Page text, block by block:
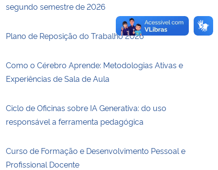
Banco Central do Brasil
Planalto
segundo semestre de 2026
Plano de Reposição do Trabalho 2026
Como o Cérebro Aprende: Metodologias Ativas e
Experiências de Sala de Aula
Ciclo de Oficinas sobre IA Generativa: do uso
responsável a ferramenta pedagógica
Curso de Formação e Desenvolvimento Pessoal e
Profissional Docente